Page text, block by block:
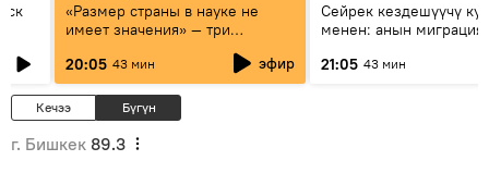
«Размер страны в науке не
имеет значения» — три
эксперта о сотрудничестве
России и Кыргызстана в
образовании и исследованиях
20:05 43 мин эфир
Сейрек кездешүүчү
менен: анын
21:05 43 мин
Кечээ Бүгүн
г. Бишкек 89.3